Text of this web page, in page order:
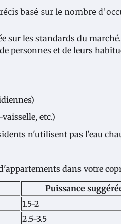
basé sur le nombre
sur les standards du
personnes et de leurs
etc.)
n'utilisent pas l'eau
dans votre
Puissance
1.5-2
2.5-3.5